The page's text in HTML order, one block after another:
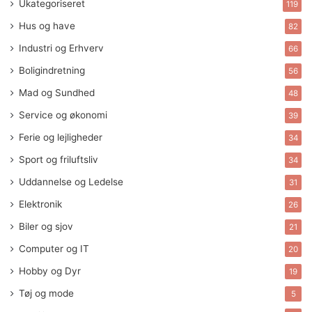
Ukategoriseret 119
Hus og have 82
Industri og Erhverv 66
Boligindretning 56
Mad og Sundhed 48
Service og økonomi 39
Ferie og lejligheder 34
Sport og friluftsliv 34
Uddannelse og Ledelse 31
Elektronik 26
Biler og sjov 21
Computer og IT 20
Hobby og Dyr 19
Tøj og mode 5